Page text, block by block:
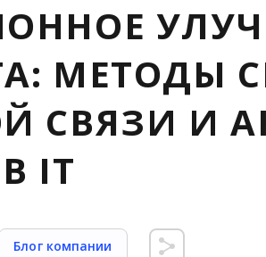
МЕТОДЫ
СВЯЗИ И
IT
Блог компании